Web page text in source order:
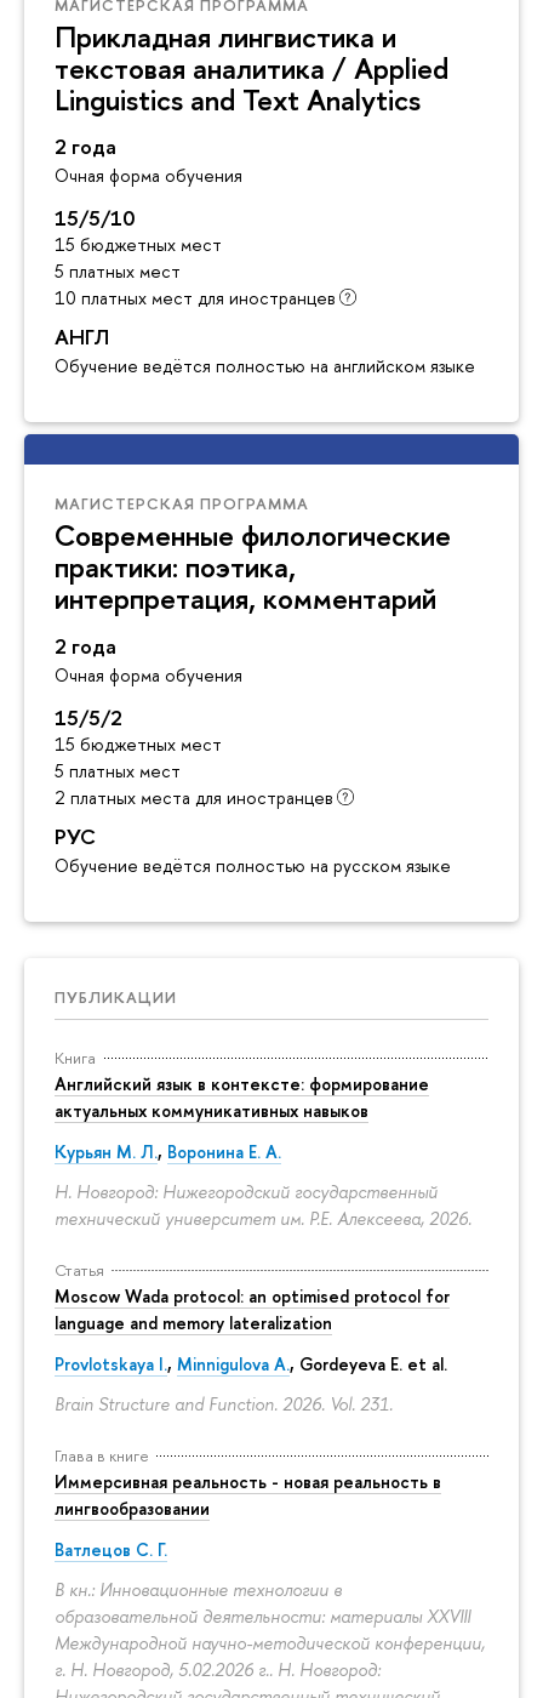
Прикладная лингвистика и
текстовая аналитика / Applied
Linguistics and Text Analytics
2 года
Очная форма обучения
15/5/10
15 бюджетных мест
5 платных мест
10 платных мест для иностранцев
АНГЛ
Обучение ведётся полностью на английском языке
МАГИСТЕРСКАЯ ПРОГРАММА
Современные филологические
практики: поэтика,
интерпретация, комментарий
2 года
Очная форма обучения
15/5/2
15 бюджетных мест
5 платных мест
2 платных места для иностранцев
РУС
Обучение ведётся полностью на русском языке
ПУБЛИКАЦИИ
Книга
Английский язык в контексте: формирование
актуальных коммуникативных навыков
Курьян М. Л., Воронина Е. А.
Н. Новгород: Нижегородский государственный
технический университет им. Р.Е. Алексеева, 2026.
Статья
Moscow Wada protocol: an optimised protocol for
language and memory lateralization
Provlotskaya I., Minnigulova A., Gordeyeva E. et al.
Brain Structure and Function. 2026. Vol. 231.
Глава в книге
Иммерсивная реальность - новая реальность в
лингвообразовании
Ватлецов С. Г.
В кн.: Инновационные технологии в
образовательной деятельности: материалы XXVIII
Международной научно-методической конференции,
г. Н. Новгород, 5.02.2026 г.. Н. Новгород: